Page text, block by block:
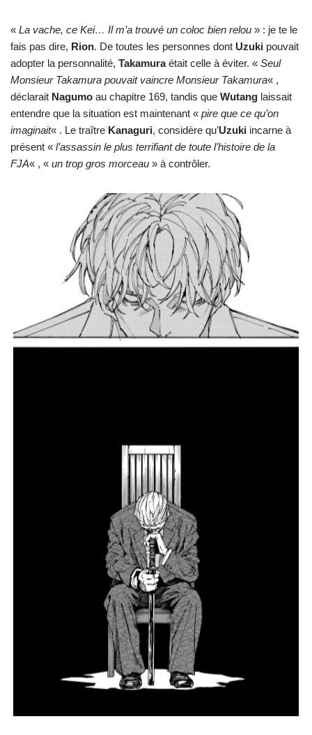
« La vache, ce Kei… Il m’a trouvé un coloc bien relou » : je te le
fais pas dire, Rion. De toutes les personnes dont Uzuki pouvait
adopter la personnalité, Takamuraétait celle à éviter. « Seul
Monsieur Takamura pouvait vaincre Monsieur Takamura« ,
déclarait Nagumo au chapitre 169, tandis que Wutang laissait
entendre que la situation est maintenant « pire que ce qu’on
imaginait« . Le traître Kanaguri, considère qu’Uzuki incarne à
présent « l’assassin le plus terrifiant de toute l’histoire de la
FJA« , « un trop gros morceau » à contrôler.